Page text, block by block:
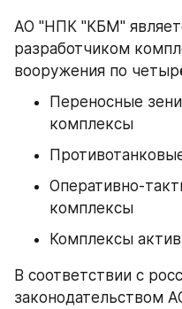
АО "НПК "КБМ"
разработчиком
вооружения по
Переносные
комплексы
Оперативно-
комплексы
Комплексы
В соответствии с
законодательством